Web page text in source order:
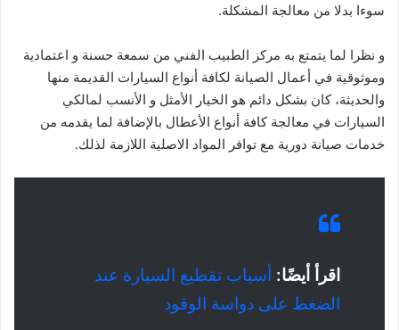
سوءا بدلا من معالجة المشكلة.
و نظرا لما يتمتع به مركز الطبيب الفني من سمعة حسنة و اعتمادية
وموثوقية في أعمال الصيانة لكافة أنواع السيارات القديمة منها
والحديثة، كان بشكل دائم هو الخيار الأمثل و الأنسب لمالكي
السيارات في معالجة كافة أنواع الأعطال بالإضافة لما يقدمه من
خدمات صيانة دورية مع توافر المواد الاصلية اللازمة لذلك.
اقرأ أيضًا: أسباب تقطيع السيارة عند
الضغط على دواسة الوقود